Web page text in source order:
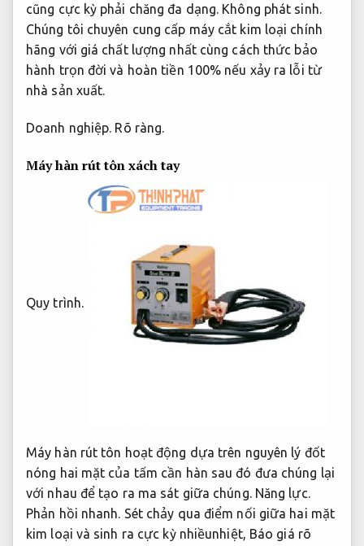
cũng cực kỳ phải chăng đa dạng. Không phát sinh.
Chúng tôi chuyên cung cấp máy cắt kim loại chính
hãng với giá chất lượng nhất cùng cách thức bảo
hành trọn đời và hoàn tiền 100% nếu xảy ra lỗi từ
nhà sản xuất.
Doanh nghiệp. Rõ ràng.
Máy hàn rút tôn xách tay
Quy trình.
Máy hàn rút tôn hoạt động dựa trên nguyên lý đốt
nóng hai mặt của tấm cần hàn sau đó đưa chúng lại
với nhau để tạo ra ma sát giữa chúng. Năng lực.
Phản hồi nhanh. Sét chảy qua điểm nối giữa hai mặt
kim loại và sinh ra cực kỳ nhiềunhiệt, Báo giá rõ